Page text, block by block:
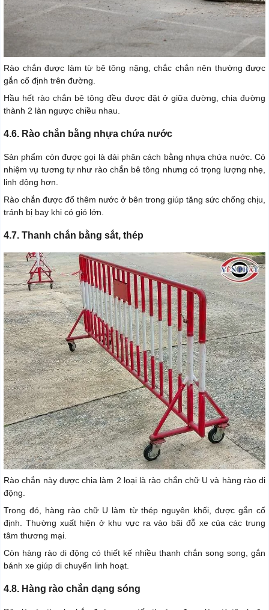
Rào chắn được làm từ bê tông nặng, chắc chắn nên thường được
gắn cố định trên đường.
Hầu hết rào chắn bê tông đều được đặt ở giữa đường, chia đường
thành 2 làn ngược chiều nhau.
4.6. Rào chắn bằng nhựa chứa nước
Sản phẩm còn được gọi là dải phân cách bằng nhựa chứa nước. Có
nhiệm vụ tương tự như rào chắn bê tông nhưng có trọng lượng nhẹ,
linh động hơn.
Rào chắn được đổ thêm nước ở bên trong giúp tăng sức chống chịu,
tránh bị bay khi có gió lớn.
4.7. Thanh chắn bằng sắt, thép
Rào chắn này được chia làm 2 loại là rào chắn chữ U và hàng rào di
động.
Trong đó, hàng rào chữ U làm từ thép nguyên khối, được gắn cố
định. Thường xuất hiện ở khu vực ra vào bãi đỗ xe của các trung
tâm thương mại.
Còn hàng rào di động có thiết kế nhiều thanh chắn song song, gắn
bánh xe giúp di chuyển linh hoạt.
4.8. Hàng rào chắn dạng sóng